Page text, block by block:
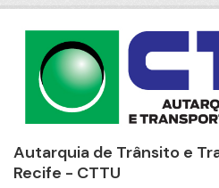
Autarquia de Trânsito e
Recife - CTTU